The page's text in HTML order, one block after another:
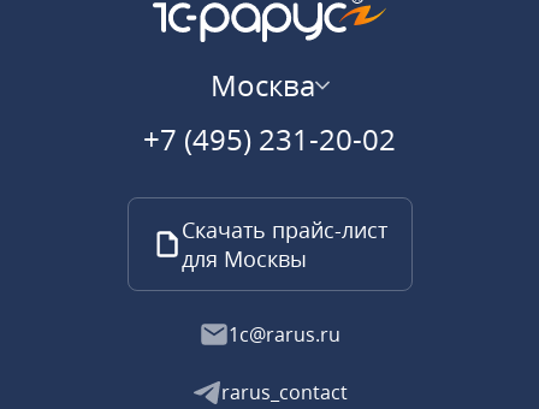
Москва
+7 (495) 231-20-02
Скачать прайс-лист
для Москвы
1c@rarus.ru
rarus_contact